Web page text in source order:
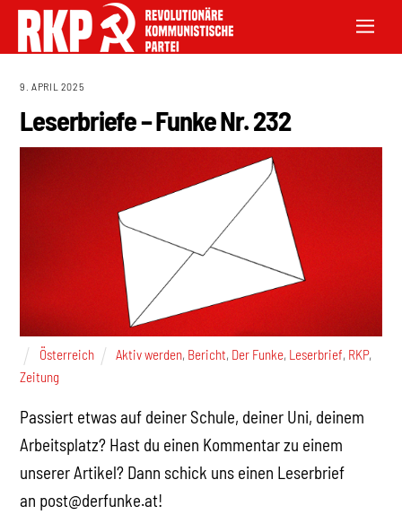
9. APRIL 2025
Leserbriefe – Funke Nr. 232
Österreich Aktiv werden, Bericht, Der Funke, Leserbrief, RKP,
Zeitung
Passiert etwas auf deiner Schule, deiner Uni, deinem
Arbeitsplatz? Hast du einen Kommentar zu einem
unserer Artikel? Dann schick uns einen Leserbrief
an post@derfunke.at!